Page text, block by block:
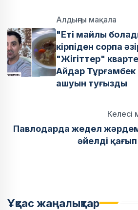
Алдыңғы мақала
"Еті майлы
кірпіден сорпа
"Жігіттер"
Айдар Тұрғамбек
ашуын туғызды
Келесі
Павлодарда жедел жәрдем
әйелді қағып
Ұқсас жаңалықтар